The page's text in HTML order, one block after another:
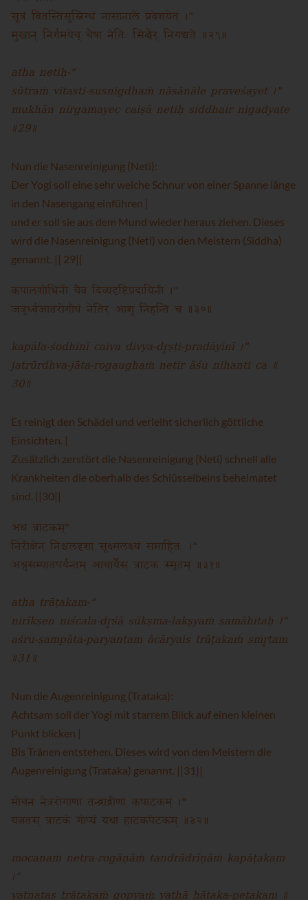
सूत्रं वितस्तिसुस्निग्धं नासानाले प्रवेशयेत् ।"
मुखान् निर्गमयेच् चैषा नेतिः सिद्धैर् निगद्यते ॥२९॥
atha netiḥ-"
sūtraṁ vitasti-susnigdhaṁ nāsānāle praveśayet ।"
mukhān nirgamayec caiṣā netiḥ siddhair nigadyate
॥29॥
Nun die Nasenreinigung (Neti):
Der Yogi soll eine sehr weiche Schnur von einer Spanne länge
in den Nasengang einführen |
und er soll sie aus dem Mund wieder heraus ziehen. Dieses
wird die Nasenreinigung (Neti) von den Meistern (Siddha)
genannt. || 29||
कपालशोधिनी चैव दिव्यदृष्टिप्रदायिनी ।"
जत्रूर्ध्वजातरोगौघं नेतिर् आशु निहन्ति च ॥३०॥
kapāla-śodhinī caiva divya-dr̥ṣṭi-pradāyinī ।"
jatrūrdhva-jāta-rogaughaṁ netir āśu nihanti ca ॥
30॥
Es reinigt den Schädel und verleiht sicherlich göttliche
Einsichten. |
Zusätzlich zerstört die Nasenreinigung (Neti) schnell alle
Krankheiten die oberhalb des Schlüsselbeins beheimatet
sind. ||30||
अथ त्राटकम्"
निरीक्षेन् निश्चलदृशा सूक्ष्मलक्ष्यं समाहितः ।"
अश्रुसम्पातपर्यन्तम् आचार्यैस् त्राटकं स्मृतम् ॥३१॥
atha trāṭakam-"
nirīkṣen niścala-dr̥śā sūkṣma-lakṣyaṁ samāhitaḥ ।"
aśru-sampāta-paryantam ācāryais trāṭakaṁ smr̥tam
॥31॥
Nun die Augenreinigung (Trataka):
Achtsam soll der Yogi mit starrem Blick auf einen kleinen
Punkt blicken |
Bis Tränen entstehen. Dieses wird von den Meistern die
Augenreinigung (Trataka) genannt. ||31||
मोचनं नेत्ररोगाणां तन्द्राद्रीणां कपाटकम् ।"
यत्नतस् त्राटकं गोप्यं यथा हाटकपेटकम् ॥३२॥
mocanaṁ netra-rogāṇāṁ tandrādrīṇāṁ kapāṭakam
।"
yatnatas trāṭakaṁ gopyaṁ yathā hāṭaka-peṭakam ॥